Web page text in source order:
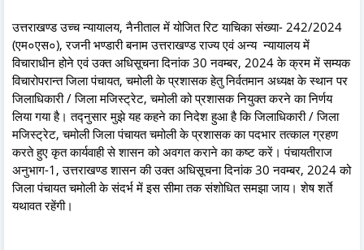
उत्तराखण्ड उच्च न्यायालय, नैनीताल में योजित रिट याचिका संख्या- 242/2024
(एम०एस०), रजनी भण्डारी बनाम उत्तराखण्ड राज्य एवं अन्य न्यायालय में
विचाराधीन होने एवं उक्त अधिसूचना दिनांक 30 नवम्बर, 2024 के क्रम में सम्यक
विचारोपरान्त जिला पंचायत, चमोली के प्रशासक हेतु निर्वतमान अध्यक्ष के स्थान पर
जिलाधिकारी / जिला मजिस्ट्रेट, चमोली को प्रशासक नियुक्त करने का निर्णय
लिया गया है। तद्नुसार मुझे यह कहने का निदेश हुआ है कि जिलाधिकारी / जिला
मजिस्ट्रेट, चमोली जिला पंचायत चमोली के प्रशासक का पदभार तत्काल ग्रहण
करते हुए कृत कार्यवाही से शासन को अवगत कराने का कष्ट करें। पंचायतीराज
अनुभाग-1, उत्तराखण्ड शासन की उक्त अधिसूचना दिनांक 30 नवम्बर, 2024 को
जिला पंचायत चमोली के संदर्भ में इस सीमा तक संशोधित समझा जाय। शेष शर्ते
यथावत रहेंगी।